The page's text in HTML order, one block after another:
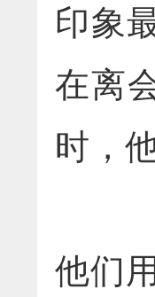
印象
在离
时，
他们